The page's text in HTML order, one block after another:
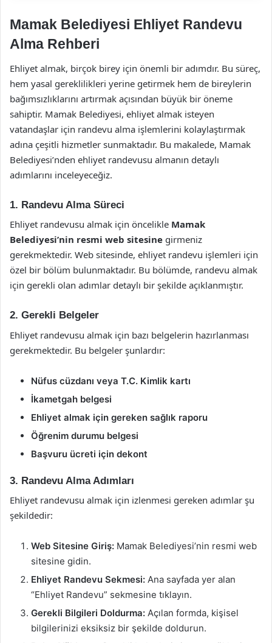
Mamak Belediyesi Ehliyet Randevu
Alma Rehberi
Ehliyet almak, birçok birey için önemli bir adımdır. Bu süreç,
hem yasal gereklilikleri yerine getirmek hem de bireylerin
bağımsızlıklarını artırmak açısından büyük bir öneme
sahiptir. Mamak Belediyesi, ehliyet almak isteyen
vatandaşlar için randevu alma işlemlerini kolaylaştırmak
adına çeşitli hizmetler sunmaktadır. Bu makalede, Mamak
Belediyesi’nden ehliyet randevusu almanın detaylı
adımlarını inceleyeceğiz.
1. Randevu Alma Süreci
Ehliyet randevusu almak için öncelikle Mamak
Belediyesi’nin resmi web sitesine girmeniz
gerekmektedir. Web sitesinde, ehliyet randevu işlemleri için
özel bir bölüm bulunmaktadır. Bu bölümde, randevu almak
için gerekli olan adımlar detaylı bir şekilde açıklanmıştır.
2. Gerekli Belgeler
Ehliyet randevusu almak için bazı belgelerin hazırlanması
gerekmektedir. Bu belgeler şunlardır:
Nüfus cüzdanı veya T.C. Kimlik kartı
İkametgah belgesi
Ehliyet almak için gereken sağlık raporu
Öğrenim durumu belgesi
Başvuru ücreti için dekont
3. Randevu Alma Adımları
Ehliyet randevusu almak için izlenmesi gereken adımlar şu
şekildedir:
Web Sitesine Giriş: Mamak Belediyesi’nin resmi web
sitesine gidin.
Ehliyet Randevu Sekmesi: Ana sayfada yer alan
“Ehliyet Randevu” sekmesine tıklayın.
Gerekli Bilgileri Doldurma: Açılan formda, kişisel
bilgilerinizi eksiksiz bir şekilde doldurun.